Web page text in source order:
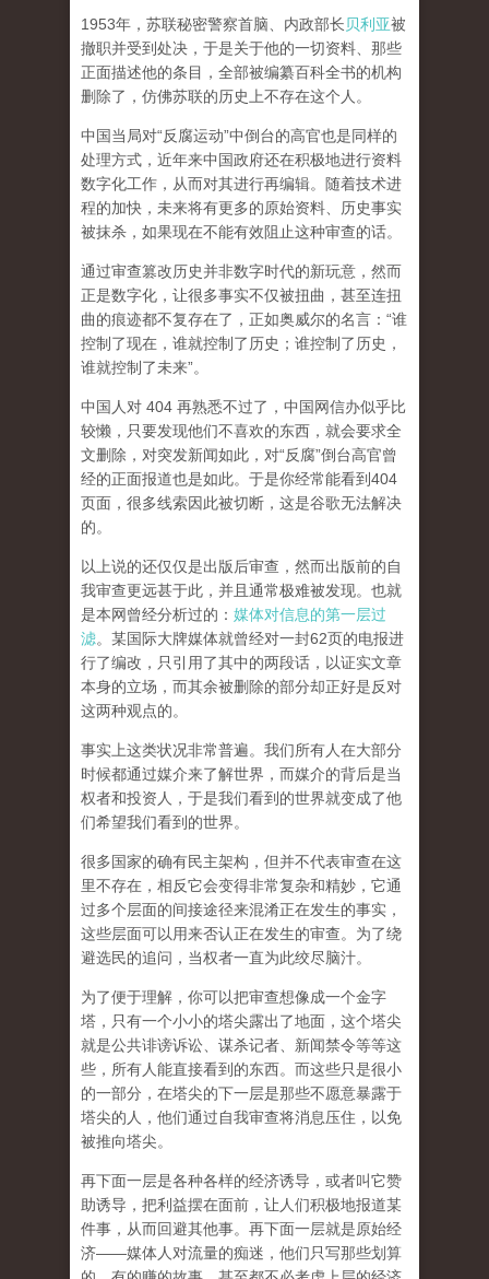
1953年，苏联秘密警察首脑、内政部长贝利亚被
撤职并受到处决，于是关于他的一切资料、那些
正面描述他的条目，全部被编纂百科全书的机构
删除了，仿佛苏联的历史上不存在这个人。
中国当局对“反腐运动”中倒台的高官也是同样的
处理方式，近年来中国政府还在积极地进行资料
数字化工作，从而对其进行再编辑。随着技术进
程的加快，未来将有更多的原始资料、历史事实
被抹杀，如果现在不能有效阻止这种审查的话。
通过审查篡改历史并非数字时代的新玩意，然而
正是数字化，让很多事实不仅被扭曲，甚至连扭
曲的痕迹都不复存在了，正如奥威尔的名言：“谁
控制了现在，谁就控制了历史；谁控制了历史，
谁就控制了未来”。
中国人对 404 再熟悉不过了，中国网信办似乎比
较懒，只要发现他们不喜欢的东西，就会要求全
文删除，对突发新闻如此，对“反腐”倒台高官曾
经的正面报道也是如此。于是你经常能看到404
页面， 很多线索因此被切断，这是谷歌无法解决
的。
以上说的还仅仅是出版后审查，然而出版前的自
我审查更远甚于此，并且通常极难被发现。 也就
是本网曾经分析过的： 媒体对信息的第一层过
滤。某国际大牌媒体就曾经对一封62页的电报进
行了编改，只引用了其中的两段话，以证实文章
本身的立场，而其余被删除的部分却正好是反对
这两种观点的。
事实上这类状况非常普遍。我们所有人在大部分
时候都通过媒介来了解世界，而媒介的背后是当
权者和投资人，于是我们看到的世界就变成了他
们希望我们看到的世界。
很多国家的确有民主架构，但并不代表审查在这
里不存在，相反它会变得非常复杂和精妙，它通
过多个层面的间接途径来混淆正在发生的事实，
这些层面可以用来否认正在发生的审查。为了绕
避选民的追问，当权者一直为此绞尽脑汁。
为了便于理解，你可以把审查想像成一个金字
塔，只有一个小小的塔尖露出了地面，这个塔尖
就是公共诽谤诉讼、谋杀记者、新闻禁令等等这
些，所有人能直接看到的东西。而这些只是很小
的一部分，在塔尖的下一层是那些不愿意暴露于
塔尖的人，他们通过自我审查将消息压住，以免
被推向塔尖。
再下面一层是各种各样的经济诱导，或者叫它赞
助诱导，把利益摆在面前，让人们积极地报道某
件事，从而回避其他事。再下面一层就是原始经
济——媒体人对流量的痴迷，他们只写那些划算